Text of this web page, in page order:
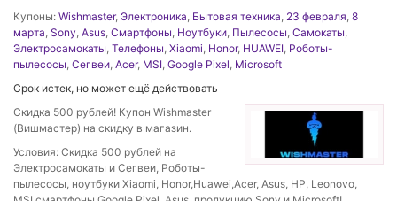
Купоны: Wishmaster, Электроника, Бытовая техника, 23 февраля, 8
марта, Sony, Asus, Смартфоны, Ноутбуки, Пылесосы, Самокаты,
Электросамокаты, Телефоны, Xiaomi, Honor, HUAWEI, Роботы-
пылесосы, Сегвеи, Acer, MSI, Google Pixel, Microsoft
Срок истек, но может ещё действовать
Скидка 500 рублей! Купон Wishmaster
(Вишмастер) на скидку в магазин.
Условия: Скидка 500 рублей на
Электросамокаты и Сегвеи, Роботы-
пылесосы, ноутбуки Xiaomi, Honor,Huawei,Acer, Asus, HP, Leonovo,